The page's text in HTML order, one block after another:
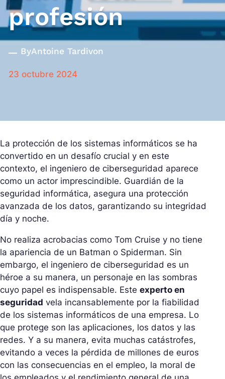
profesión
ByAntoine Tardivon
23 octubre 2024
La protección de los sistemas informáticos se ha
convertido en un desafío crucial y en este
contexto, el ingeniero de ciberseguridad aparece
como un actor imprescindible. Guardián de la
seguridad informática, asegura una protección
avanzada de los datos, garantizando su integridad
día y noche.
No realiza acrobacias como Tom Cruise y no tiene
la apariencia de un Batman o Spiderman. Sin
embargo, el ingeniero de ciberseguridad es un
héroe a su manera, un personaje en las sombras
cuyo papel es indispensable. Este experto en
seguridad vela incansablemente por la fiabilidad
de los sistemas informáticos de una empresa. Lo
que protege son las aplicaciones, los datos y las
redes. Y a su manera, evita muchas catástrofes,
evitando a veces la pérdida de millones de euros
con las consecuencias en el empleo, la moral de